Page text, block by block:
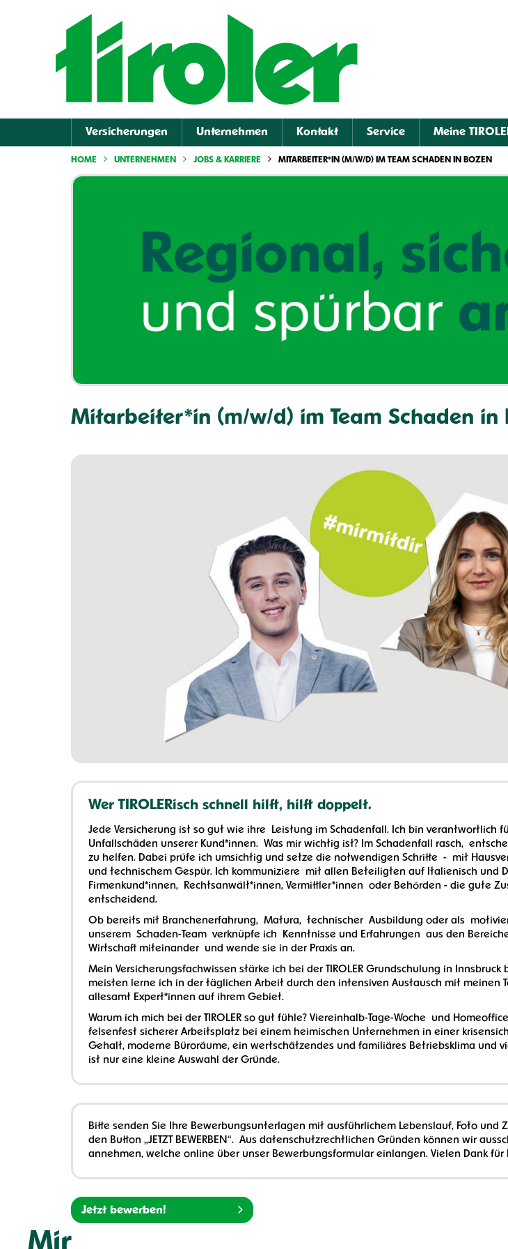
Versicherungen Unternehmen Kontakt Service Meine
HOME UNTERNEHMEN JOBS & KARRIERE MITARBEITER*IN (M/W/D) IM TEAM SCHADEN IN BOZEN
Mitarbeiter*in (m/w/d) im Team Schaden in
Wer TIROLERisch schnell hilft, hilft doppelt.
Jede Versicherung ist so gut wie ihre Leistung im Schadenfall. Ich bin verantwortlich
Unfallschäden unserer Kund*innen. Was mir wichtig ist? Im Schadenfall rasch,
zu helfen. Dabei prüfe ich umsichtig und setze die notwendigen Schritte - mit
und technischem Gespür. Ich kommuniziere mit allen Beteiligten auf Italienisch und
Firmenkund*innen, Rechtsanwält*innen, Vermittler*innen oder Behörden - die gute
entscheidend.
Ob bereits mit Branchenerfahrung, Matura, technischer Ausbildung oder als
unserem Schaden-Team verknüpfe ich Kenntnisse und Erfahrungen aus den
Wirtschaft miteinander und wende sie in der Praxis an.
Mein Versicherungsfachwissen stärke ich bei der TIROLER Grundschulung in Innsbruck
meisten lerne ich in der täglichen Arbeit durch den intensiven Austausch mit meinen
allesamt Expert*innen auf ihrem Gebiet.
Warum ich mich bei der TIROLER so gut fühle? Viereinhalb-Tage-Woche und
felsenfest sicherer Arbeitsplatz bei einem heimischen Unternehmen in einer
Gehalt, moderne Büroräume, ein wertschätzendes und familiäres Betriebsklima und
ist nur eine kleine Auswahl der Gründe.
Bitte senden Sie Ihre Bewerbungsunterlagen mit ausführlichem Lebenslauf, Foto und
den Button „JETZT BEWERBEN“. Aus datenschutzrechtlichen Gründen können wir
annehmen, welche online über unser Bewerbungsformular einlangen. Vielen Dank für
Jetzt bewerben!
Mir